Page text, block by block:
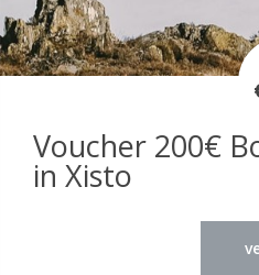
Voucher 200€
in Xisto